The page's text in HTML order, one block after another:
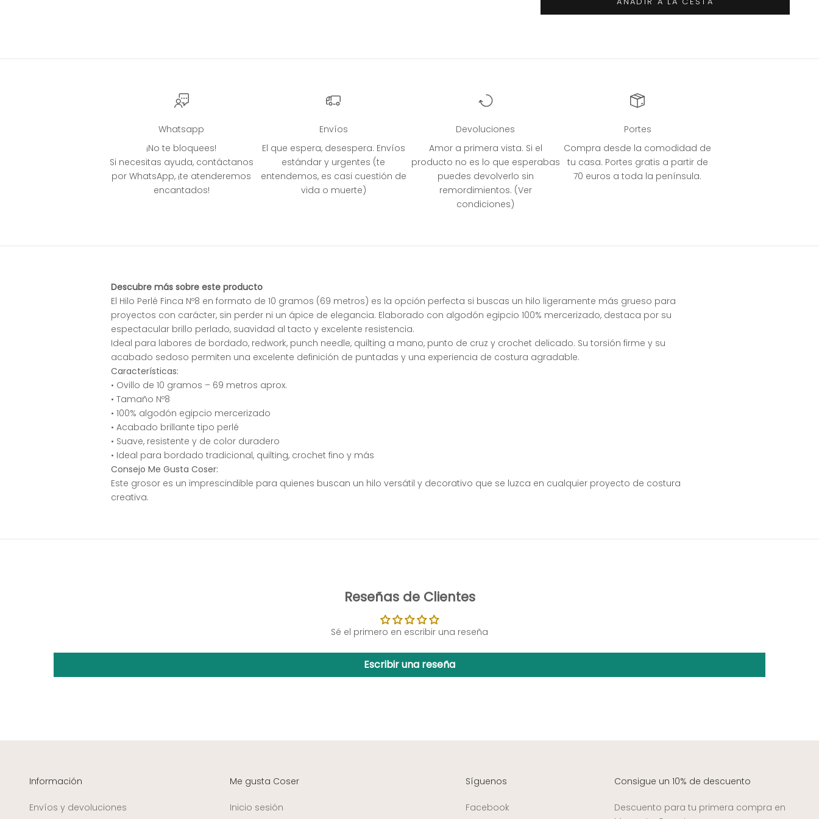
Whatsapp
¡No te bloquees!
Si necesitas ayuda, contáctanos
por WhatsApp, ¡te atenderemos
encantados!
Envíos
El que espera, desespera. Envíos
estándar y urgentes (te
entendemos, es casi cuestión de
vida o muerte)
Devoluciones
Amor a primera vista. Si el
producto no es lo que esperabas
puedes devolverlo sin
remordimientos. (Ver
condiciones)
Portes
Compra desde la comodidad de
tu casa. Portes gratis a partir de
70 euros a toda la península.
Descubre más sobre este producto
El Hilo Perlé Finca Nº8 en formato de 10 gramos (69 metros) es la opción perfecta si buscas un hilo ligeramente más grueso para
proyectos con carácter, sin perder ni un ápice de elegancia. Elaborado con algodón egipcio 100% mercerizado, destaca por su
espectacular brillo perlado, suavidad al tacto y excelente resistencia.
Ideal para labores de bordado, redwork, punch needle, quilting a mano, punto de cruz y crochet delicado. Su torsión firme y su
acabado sedoso permiten una excelente definición de puntadas y una experiencia de costura agradable.
Características:
• Ovillo de 10 gramos – 69 metros aprox.
• Tamaño Nº8
• 100% algodón egipcio mercerizado
• Acabado brillante tipo perlé
• Suave, resistente y de color duradero
• Ideal para bordado tradicional, quilting, crochet fino y más
Consejo Me Gusta Coser:
Este grosor es un imprescindible para quienes buscan un hilo versátil y decorativo que se luzca en cualquier proyecto de costura
creativa.
Reseñas de Clientes
Sé el primero en escribir una reseña
Escribir una reseña
Información
Envíos y devoluciones
Me gusta Coser
Inicio sesión
Síguenos
Facebook
Consigue un 10% de descuento
Descuento para tu primera compra en